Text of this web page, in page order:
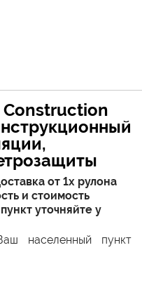
Construction
от 1х рулона
и стоимость
уточняйте у
населенный пункт